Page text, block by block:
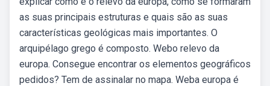
as suas principais estruturas e quais são as suas
características geológicas mais importantes. O
arquipélago grego é composto. Webo relevo da
europa. Consegue encontrar os elementos geográficos
pedidos? Tem de assinalar no mapa. Weba europa é